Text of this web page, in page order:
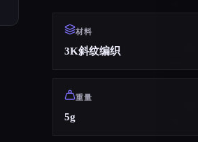
材料
3K斜纹编织
重量
5g